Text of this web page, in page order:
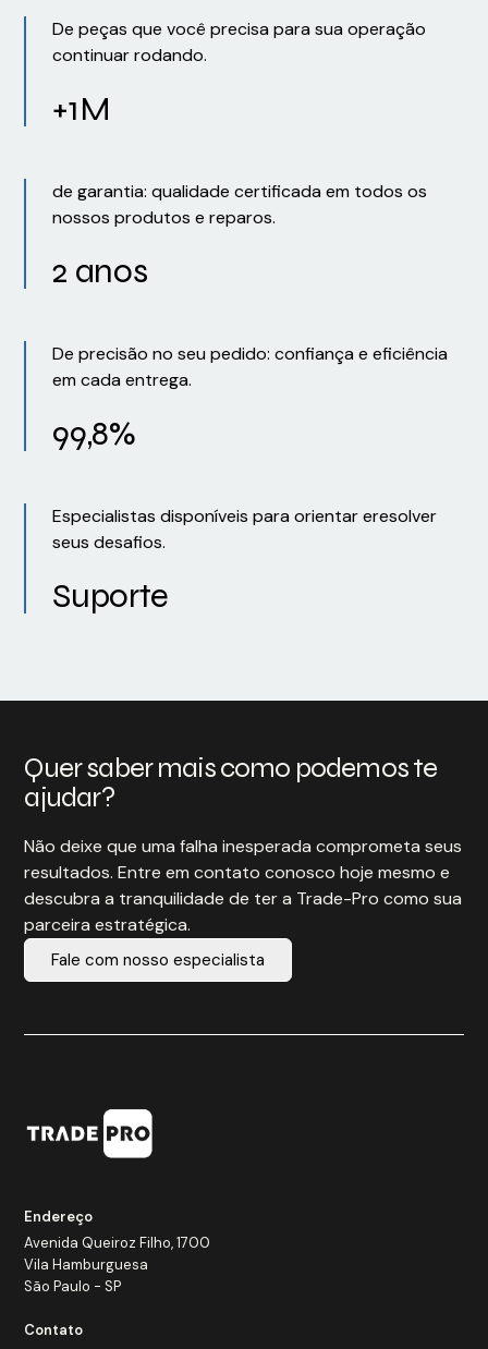
De peças que você precisa para sua operação
continuar rodando.
+1M
de garantia: qualidade certificada em todos os
nossos produtos e reparos.
2 anos
De precisão no seu pedido: confiança e eficiência
em cada entrega.
99,8%
Especialistas disponíveis para orientar eresolver
seus desafios.
Suporte
Quer saber mais como podemos te
ajudar?
Não deixe que uma falha inesperada comprometa seus
resultados. Entre em contato conosco hoje mesmo e
descubra a tranquilidade de ter a Trade-Pro como sua
parceira estratégica.
Fale com nosso especialista
Endereço
Avenida Queiroz Filho, 1700
Vila Hamburguesa
São Paulo - SP
Contato